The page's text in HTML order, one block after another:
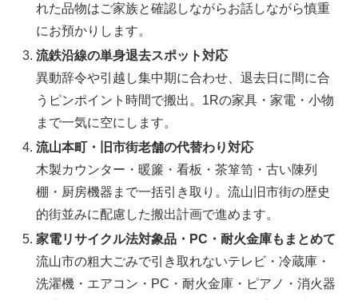
れた品物はご家族と確認しながらお話しながら慎重
にお預かりします。
流鉄沿線の単身退去スポット対応
異動辞令や引越し集中期に合わせ、退去日に間に合
うピンポイント時間で搬出。1Rの家具・家電・小物
まで一気に空にします。
流山本町・旧市街老舗の代替わり対応
木製カウンター・暖簾・看板・茶箪笥・古い陳列
棚・厨房機器まで一括引き取り。流山旧市街の歴史
的街並みに配慮した搬出計画で進めます。
家電リサイクル法対象品・PC・耐火金庫もまとめて
流山市の粗大ごみで引き取れないテレビ・冷蔵庫・
洗濯機・エアコン・PC・耐火金庫・ピアノ・消火器